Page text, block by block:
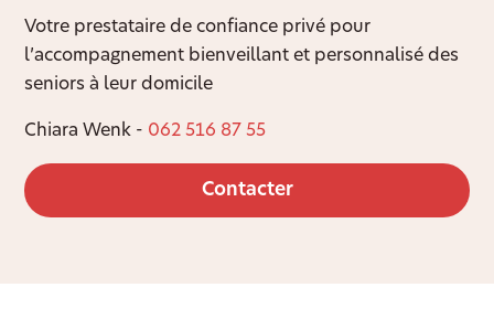
Votre prestataire de confiance privé pour
l’accompagnement bienveillant et personnalisé des
seniors à leur domicile
Chiara Wenk - 062 516 87 55
Contacter